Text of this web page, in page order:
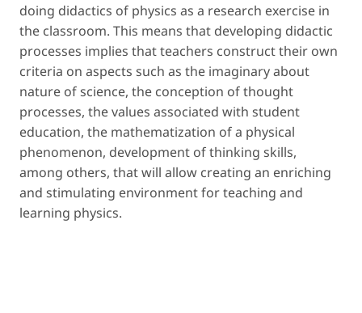
doing didactics of physics as a research exercise in
the classroom. This means that developing didactic
processes implies that teachers construct their own
criteria on aspects such as the imaginary about
nature of science, the conception of thought
processes, the values associated with student
education, the mathematization of a physical
phenomenon, development of thinking skills,
among others, that will allow creating an enriching
and stimulating environment for teaching and
learning physics.